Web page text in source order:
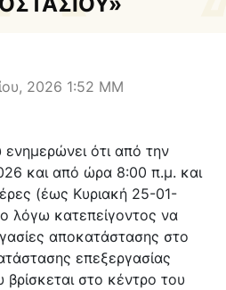
Αποκορώνα Χανίων
ΔΗΜΟΤΙΚΗ ΠΙΝΑΚΟΘΗΚΗ
ΦΡΕ
Βοήθεια στο Σπίτι
2026 1:52 ΜΜ
ότι από την
και από ώρα 8:00 π.μ. και
(έως Κυριακή 25-01-
λόγω κατεπείγοντος να
αποκατάστασης στο
επεξεργασίας
στο κέντρο του